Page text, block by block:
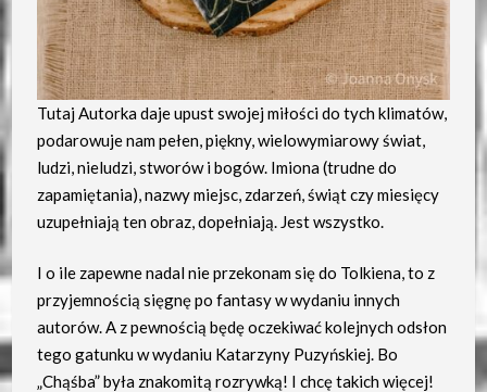
Tutaj Autorka daje upust swojej miłości do tych klimatów,
podarowuje nam pełen, piękny, wielowymiarowy świat,
ludzi, nieludzi, stworów i bogów. Imiona (trudne do
zapamiętania), nazwy miejsc, zdarzeń, świąt czy miesięcy
uzupełniają ten obraz, dopełniają. Jest wszystko.
I o ile zapewne nadal nie przekonam się do Tolkiena, to z
przyjemnością sięgnę po fantasy w wydaniu innych
autorów. A z pewnością będę oczekiwać kolejnych odsłon
tego gatunku w wydaniu Katarzyny Puzyńskiej. Bo
„Chąśba” była znakomitą rozrywką! I chcę takich więcej!